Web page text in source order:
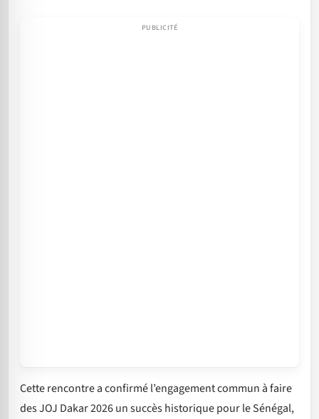
Cette rencontre a confirmé l’engagement commun à faire
des JOJ Dakar 2026 un succès historique pour le Sénégal,